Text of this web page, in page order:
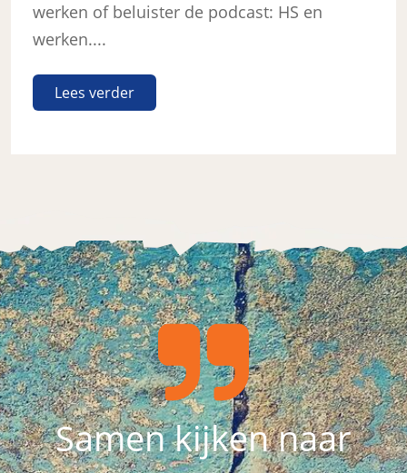
werken of beluister de podcast: HS en
werken....
Lees verder
Samen kijken naar